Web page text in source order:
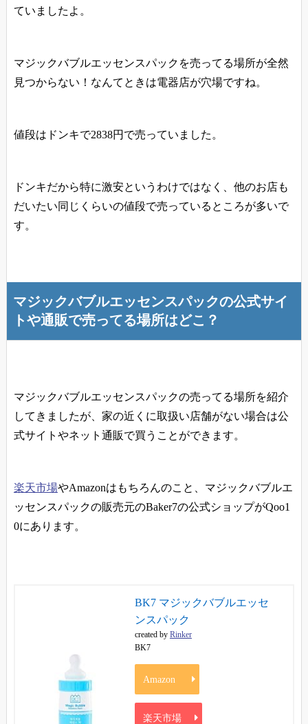
ていましたよ。
マジックバブルエッセンスパックを売ってる場所が全然
見つからない！なんてときは電器店が穴場ですね。
値段はドンキで2838円で売っていました。
ドンキだから特に激安というわけではなく、他のお店も
だいたい同じくらいの値段で売っているところが多いで
す。
マジックバブルエッセンスパックの公式サイ
トや通販で売ってる場所はどこ？
マジックバブルエッセンスパックの売ってる場所を紹介
してきましたが、家の近くに取扱い店舗がない場合は公
式サイトやネット通販で買うことができます。
楽天市場やAmazonはもちろんのこと、マジックバブルエ
ッセンスパックの販売元のBaker7の公式ショップがQoo1
0にあります。
BK7 マジックバブルエッセ
ンスパック
created by Rinker
BK7
Amazon
楽天市場